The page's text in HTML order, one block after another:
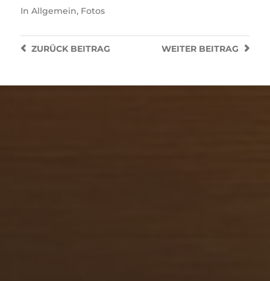
In Allgemein, Fotos
WEITER BEITRAG
ZURÜCKBEITRAG